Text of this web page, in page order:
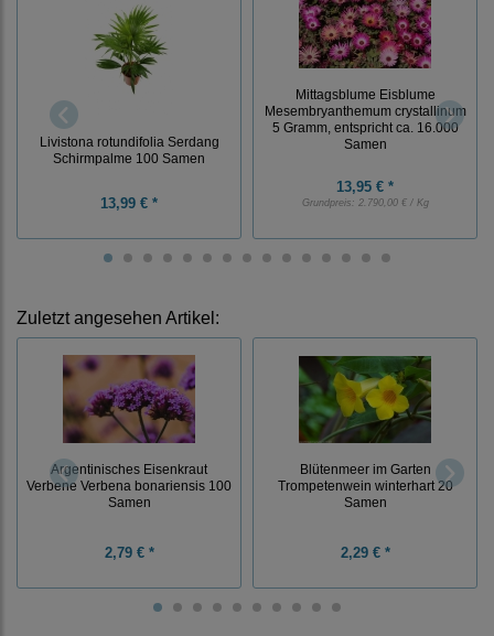
Livistona rotundifolia Serdang
Schirmpalme 100 Samen
13,99 € *
Mittagsblume Eisblume
Mesembryanthemum crystallinum
5 Gramm, entspricht ca. 16.000
Samen
13,95 € *
Grundpreis: 2.790,00 € / Kg
Zuletzt angesehen Artikel:
Argentinisches Eisenkraut
Verbene Verbena bonariensis 100
Samen
2,79 € *
Blütenmeer im Garten
Trompetenwein winterhart 20
Samen
2,29 € *